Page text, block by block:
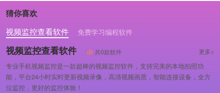
猜你喜欢
视频监控查看软件
免费学习编程软件
专业做婚礼策划的软件
视频监控查看软件 共0款软件 更多>
专业手机视频监控是一款超棒的视频监控软件，支持完美的本地拍照功
能，平台24小时实时更新视频录像，高清视频画质，智能连接设备，全方
位监控，更好的监控体验！